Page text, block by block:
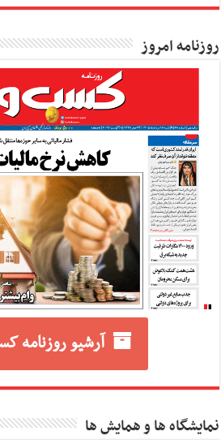
روزنامه امروز
آرشیو روزنامه
نمایشگاه ها و همایش ها